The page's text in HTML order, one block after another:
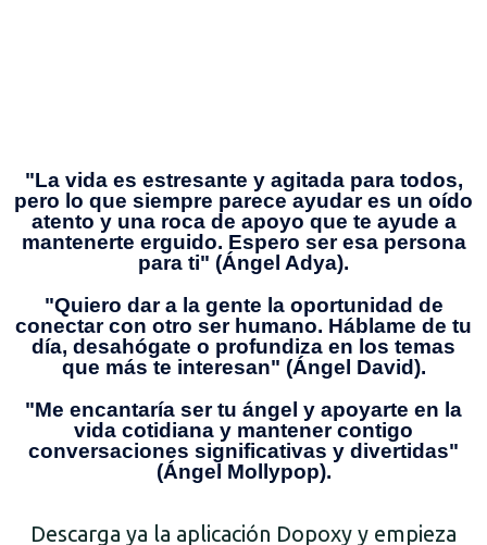
"La vida es estresante y agitada para todos,
pero lo que siempre parece ayudar es un oído
atento y una roca de apoyo que te ayude a
mantenerte erguido. Espero ser esa persona
para ti" (Ángel Adya).
"Quiero dar a la gente la oportunidad de
conectar con otro ser humano. Háblame de tu
día, desahógate o profundiza en los temas
que más te interesan" (Ángel David).
"Me encantaría ser tu ángel y apoyarte en la
vida cotidiana y mantener contigo
conversaciones significativas y divertidas"
(Ángel Mollypop).
Descarga ya la aplicación Dopoxy y empieza